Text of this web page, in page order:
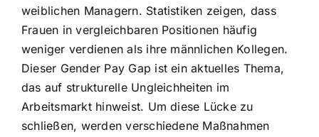
weiblichen Managern. Statistiken zeigen, dass
Frauen in vergleichbaren Positionen häufig
weniger verdienen als ihre männlichen Kollegen.
Dieser Gender Pay Gap ist ein aktuelles Thema,
das auf strukturelle Ungleichheiten im
Arbeitsmarkt hinweist. Um diese Lücke zu
schließen, werden verschiedene Maßnahmen